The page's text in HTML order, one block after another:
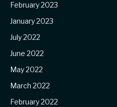
February 2023
January 2023
July 2022
June 2022
May 2022
March 2022
February 2022